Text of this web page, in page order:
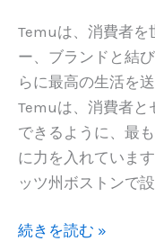
Temuは、消費者を
ー、ブランドと結
らに最高の生活を
Temuは、消費者と
できるように、最
に力を入れていま
ッツ州ボストンで
TEMU
続きを読む »